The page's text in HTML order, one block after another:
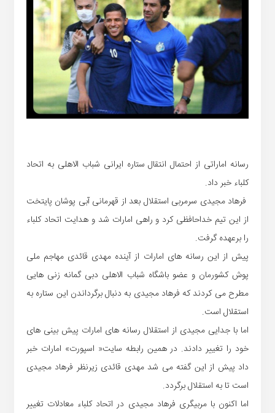
رسانه اماراتی از احتمال انتقال ستاره ایرانی شباب الاهلی به اتحاد
کلباء خبر داد.
فرهاد مجیدی سرمربی استقلال بعد از قهرمانی آبی پوشان پایتخت
از این تیم خداحافظی کرد و راهی امارات شد و هدایت اتحاد کلباء
را برعهده گرفت.
پیش از این رسانه های امارات از آینده مهدی قائدی مهاجم ملی
پوش کشورمان و عضو باشگاه شباب الاهلی دبی گمانه زنی هایی
مطرح می کردند که فرهاد مجیدی به دنبال برگرداندن این ستاره به
استقلال است.
اما با جدایی مجیدی از استقلال رسانه های امارات پیش بینی های
خود را تغییر دادند. در همین رابطه سایت« اسپورت» امارات خبر
داد پیش از این گفته می شد مهدی قائدی زیرنظر فرهاد مجیدی
است تا به استقلال برگردد.
اما اکنون با مربیگری فرهاد مجیدی در اتحاد کلباء معادلات تغییر